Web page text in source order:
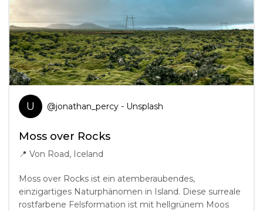
U @jonathan_percy- Unsplash
Moss over Rocks
📍 Von Road, Iceland
Moss over Rocks ist ein atemberaubendes,
einzigartiges Naturphänomen in Island. Diese surreale
rostfarbene Felsformation ist mit hellgrünem Moos